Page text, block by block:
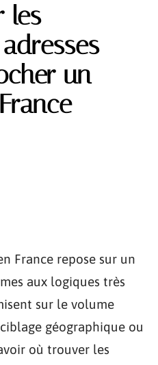
les
un
France repose sur un
aux logiques très
sur le volume
géographique ou
où trouver les